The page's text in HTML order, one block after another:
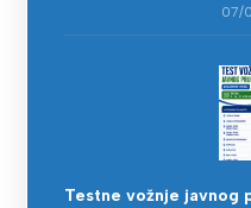
07/
Testne vožnje javnog